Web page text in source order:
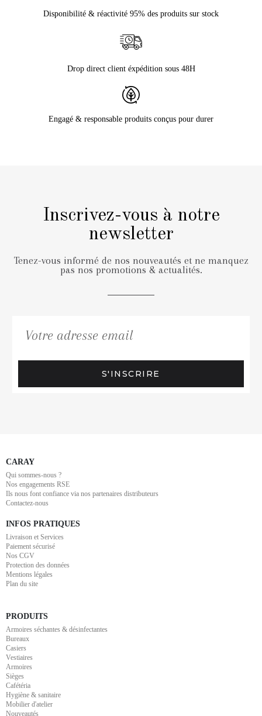
Disponibilité & réactivité 95% des produits sur stock
Drop direct client éxpédition sous 48H
Engagé & responsable produits conçus pour durer
Inscrivez-vous à notre
newsletter
Tenez-vous informé de nos nouveautés et ne manquez
pas nos promotions & actualités.
S'INSCRIRE
CARAY
Qui sommes-nous ?
Nos engagements RSE
Ils nous font confiance via nos partenaires distributeurs
Contactez-nous
INFOS PRATIQUES
Livraison et Services
Paiement sécurisé
Nos CGV
Protection des données
Mentions légales
Plan du site
PRODUITS
Armoires séchantes & désinfectantes
Bureaux
Casiers
Vestiaires
Armoires
Sièges
Cafétéria
Hygiène & sanitaire
Mobilier d'atelier
Nouveautés